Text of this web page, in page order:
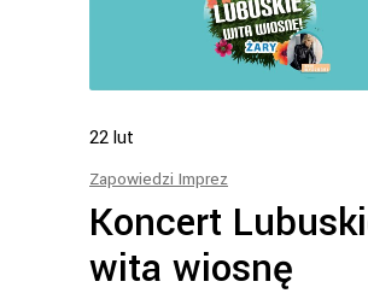
22lut
Zapowiedzi Imprez
Koncert
wita wiosnę